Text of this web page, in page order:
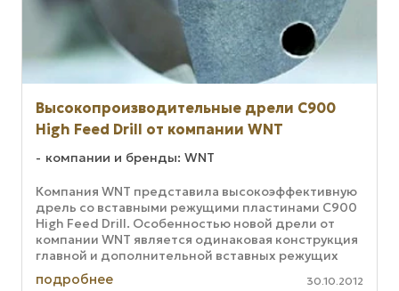
Высокопроизводительные дрели C900
High Feed Drill от компании WNT
компании и бренды: WNT
Компания WNT представила высокоэффективную
дрель со вставными режущими пластинами C900
High Feed Drill. Особенностью новой дрели от
компании WNT является одинаковая конструкция
главной и дополнительной вставных режущих
пластин, что позволяет не ...
подробнее 30.10.2012